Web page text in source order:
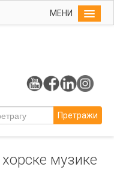
МЕНИ
Претражи
музике